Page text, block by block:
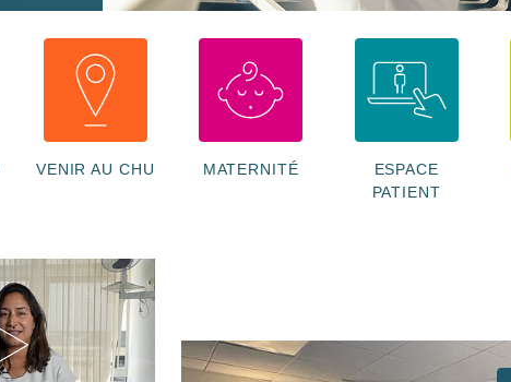
VENIR AU CHU MATERNITÉ
ESPACE
PATIENT